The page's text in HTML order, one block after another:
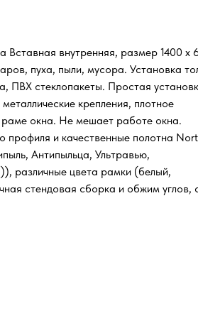
Вставная внутренняя, размер 1400 х
пуха, пыли, мусора. Установка
ПВХ стеклопакеты. Простая
крепления, плотное
раме окна. Не мешает работе окна.
профиля и качественные полотна
Антипыльца, Ультравью,
различные цвета рамки (белый,
стендовая сборка и обжим углов,